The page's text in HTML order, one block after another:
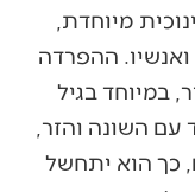
מיוחדת,
ההפרדה
במיוחד בגיל
עם השונה והזר,
כך הוא יתחשל